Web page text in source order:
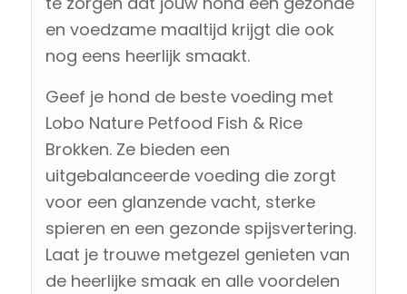
en voedzame maaltijd krijgt die ook
nog eens heerlijk smaakt.
Geef je hond de beste voeding met
Lobo Nature Petfood Fish & Rice
Brokken. Ze bieden een
uitgebalanceerde voeding die zorgt
voor een glanzende vacht, sterke
spieren en een gezonde spijsvertering.
Laat je trouwe metgezel genieten van
de heerlijke smaak en alle voordelen